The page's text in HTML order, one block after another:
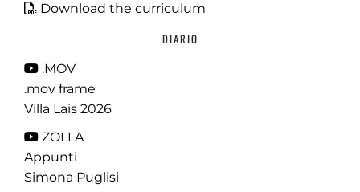
Download the curriculum
DIARIO
.MOV
.mov frame
Villa Lais 2026
ZOLLA
Appunti
Simona Puglisi